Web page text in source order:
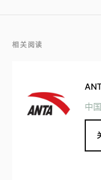
相关阅读
中